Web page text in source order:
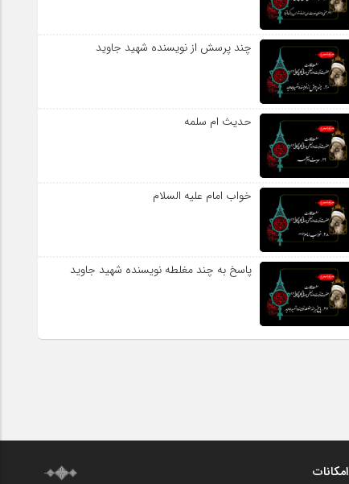
چند پرسش از نویسنده شهید جاوید
حدیث ام سلمه
خواب امام علیه السلام
پاسخ به چند مغلطه نویسنده شهید جاوید
امکانات